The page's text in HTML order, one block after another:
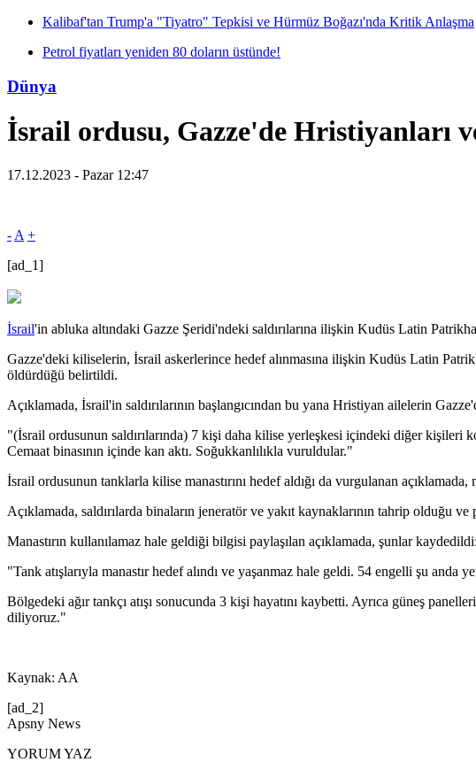
Kalibaf'tan Trump'a "Tiyatro" Tepkisi ve Hürmüz Boğazı'nda Kritik Anlaşma
Petrol fiyatları yeniden 80 doların üstünde!
Dünya
İsrail ordusu, Gazze'de Hristiyanları
17.12.2023 - Pazar 12:47
- A +
[ad_1]
İsrail'in abluka altındaki Gazze Şeridi'ndeki saldırılarına ilişkin Kudüs Latin
Gazze'deki kiliselerin, İsrail askerlerince hedef alınmasına ilişkin Kudüs Latin
öldürdüğü belirtildi.
Açıklamada, İsrail'in saldırılarının başlangıcından bu yana Hristiyan ailelerin
"(İsrail ordusunun saldırılarında) 7 kişi daha kilise yerleşkesi içindeki diğer kişileri
Cemaat binasının içinde kan aktı. Soğukkanlılıkla vuruldular."
İsrail ordusunun tanklarla kilise manastırını hedef aldığı da vurgulanan
Açıklamada, saldırılarda binaların jeneratör ve yakıt kaynaklarının tahrip olduğu
Manastırın kullanılamaz hale geldiği bilgisi paylaşılan açıklamada, şunlar kaydedildi:
"Tank atışlarıyla manastır hedef alındı ve yaşanmaz hale geldi. 54 engelli şu
Bölgedeki ağır tankçı atışı sonucunda 3 kişi hayatını kaybetti. Ayrıca güneş
diliyoruz."
Kaynak: AA
[ad_2]
Apsny News
YORUM YAZ